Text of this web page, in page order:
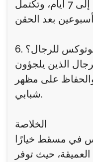
تظهر النتائج الأولية خلال 3 إلى 7 أيام، وتكتمل
للرجال؟
الذين يلجؤون
والحفاظ على مظهر
شبابي.
الخلاصة
في مسقط خيارًا
العميقة، حيث توفر